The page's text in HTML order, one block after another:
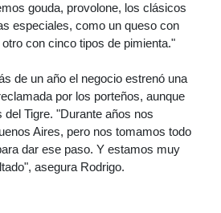
gouda, provolone, los clásicos
especiales, como un queso con
con cinco tipos de pimienta."
de un año el negocio estrenó una
por los porteños, aunque
del Tigre. "Durante años nos
Aires, pero nos tomamos todo
dar ese paso. Y estamos muy
asegura Rodrigo.